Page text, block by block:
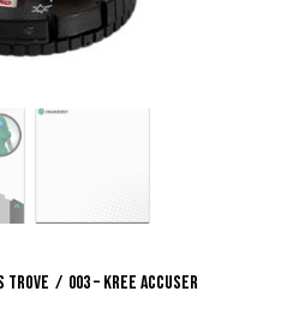
Trove 003 – Kree Accuser